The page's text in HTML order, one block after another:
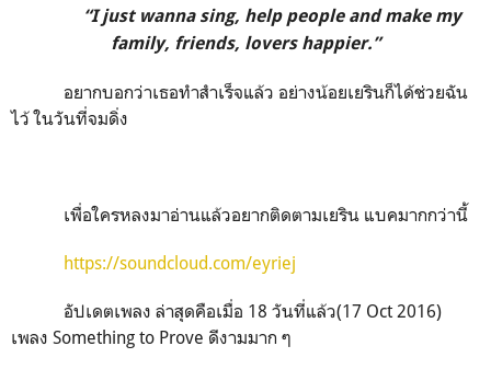
“I just wanna sing, help people and make my
family, friends, lovers happier.”
อยากบอกว่าเธอทำสำเร็จแล้ว อย่างน้อยเยรินก็ได้ช่วยฉัน
ไว้ ในวันที่จมดิ่ง
เพื่อใครหลงมาอ่านแล้วอยากติดตามเยริน แบคมากกว่านี้
https://soundcloud.com/eyriej
อัปเดตเพลง ล่าสุดคือเมื่อ 18 วันที่แล้ว(17 Oct 2016)
เพลง Something to Prove ดีงามมาก ๆ